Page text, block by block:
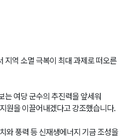
지역 소멸 극복이 최대 과제로 떠오른
는 여당 군수의 추진력을 앞세워
원을 이끌어내겠다고 강조했습니다.
와 풍력 등 신재생에너지 기금 조성을